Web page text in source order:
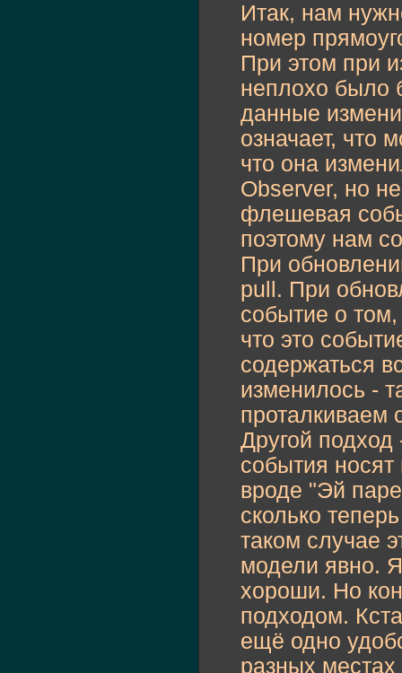
Итак, нам
номер
При этом при
неплохо было
данные
означает, что
что она
Observer, но
флешевая
поэтому нам
При
pull. При
событие о
что это
содержаться
изменилось -
проталкиваем
Другой подход
события
вроде "Эй
сколько
таком случае
модели явно.
хороши. Но
подходом.
ещё одно
разных